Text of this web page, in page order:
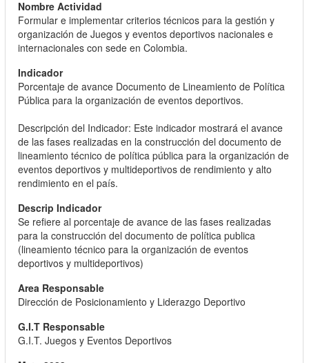
Formular e implementar criterios técnicos para la gestión y
organización de Juegos y eventos deportivos nacionales e
internacionales con sede en Colombia.
Porcentaje de avance Documento de Lineamiento de Política
Pública para la organización de eventos deportivos.
Descripción del Indicador: Este indicador mostrará el avance
de las fases realizadas en la construcción del documento de
lineamiento técnico de política pública para la organización de
eventos deportivos y multideportivos de rendimiento y alto
rendimiento en el país.
Se refiere al porcentaje de avance de las fases realizadas
para la construcción del documento de política publica
(lineamiento técnico para la organización de eventos
deportivos y multideportivos)
Dirección de Posicionamiento y Liderazgo Deportivo
G.I.T. Juegos y Eventos Deportivos